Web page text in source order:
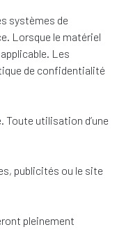
systèmes de
Lorsque le matériel
Les
de confidentialité
utilisation d’une
publicités ou le site
pleinement